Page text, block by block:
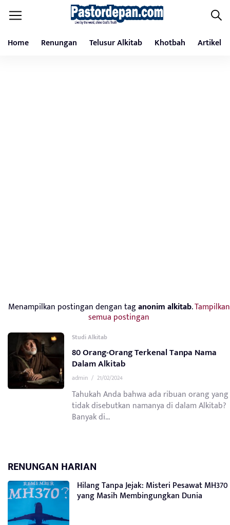
Home Renungan Telusur Alkitab Khotbah Artikel
Menampilkan postingan dengan taganonim alkitab.Tampilkan
semua postingan
Studi Alkitab
80 Orang-Orang Terkenal Tanpa Nama
Dalam Alkitab
admin / 21/02/2024
Tahukah Anda bahwa ada ribuan orang yang
tidak disebutkan namanya di dalam Alkitab?
Banyak di...
RENUNGAN HARIAN
Hilang Tanpa Jejak: Misteri Pesawat MH370
yang Masih Membingungkan Dunia